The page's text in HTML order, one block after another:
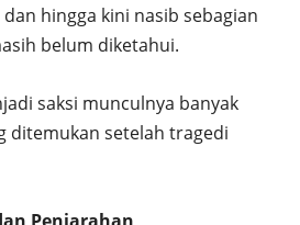
hingga kini nasib sebagian
belum diketahui.
saksi munculnya banyak
ditemukan setelah tragedi